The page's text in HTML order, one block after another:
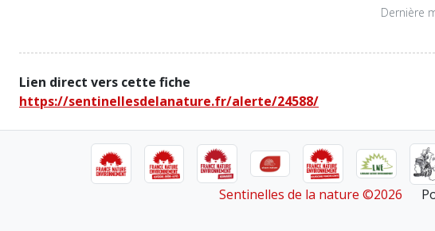
Dernière
Lien direct vers cette fiche
https://sentinellesdelanature.fr/alerte/24588/
Sentinelles de la nature ©2026